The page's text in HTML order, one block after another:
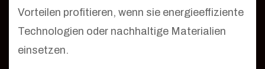
Vorteilen profitieren, wenn sie energieeffiziente
Technologien oder nachhaltige Materialien
einsetzen.